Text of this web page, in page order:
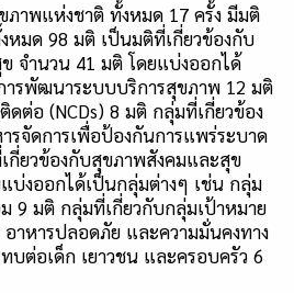
ภาพแห่งชาติ ทั้งหมด 17 ครั้ง มีมติ
หมด 98 มติ เป็นมติที่เกี่ยวข้องกับ
จำนวน 41 มติ โดยแบ่งออกได้
ารพัฒนาระบบบริการสุขภาพ 12 มติ
ดต่อ (NCDs) 8 มติ กลุ่มที่เกี่ยวข้อง
รจัดการเพื่อป้องกันการแพร่ระบาด
กี่ยวข้องกับสุขภาพสังคมและสุข
บ่งออกได้เป็นกลุ่มต่างๆ เช่น กลุ่ม
9 มติ กลุ่มที่เกี่ยวกับกลุ่มเป้าหมาย
าหารปลอดภัย และความมั่นคงทาง
บต่อเด็ก เยาวชน และครอบครัว 6